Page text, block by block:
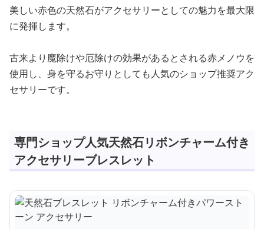
美しい赤色の天然石がアクセサリーとしての魅力を最大限
に発揮します。
古来より魔除けや厄除けの効果があるとされる赤メノウを
使用し、身を守るお守りとしても人気のショップ推奨アク
セサリーです。
専門ショップ人気天然石リボンチャーム付き
アクセサリーブレスレット